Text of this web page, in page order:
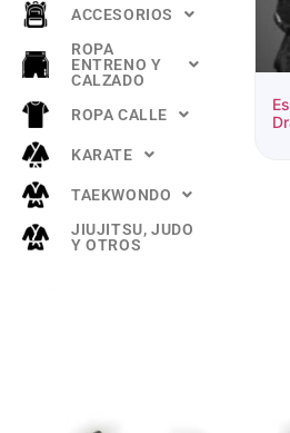
ACCESORIOS
ROPA
ENTRENO Y
CALZADO
ROPA CALLE
KARATE
TAEKWONDO
JIUJITSU, JUDO
Y OTROS
Espinillera
"TITANIUM"
Rosa